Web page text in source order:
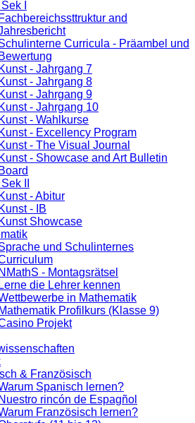
I
Fachbereichssttruktur and
Curricula - Präambel und
Bewertung
Kunst - Jahrgang 7
Kunst - Jahrgang 8
Kunst - Jahrgang 9
Kunst - Jahrgang 10
Kunst - Wahlkurse
Kunst - Excellency Program
Kunst - The Visual Journal
Kunst - Showcase and Art Bulletin
Board
II
Kunst - Abitur
Kunst - IB
Kunst Showcase
und Schulinternes
NMathS - Montagsrätsel
Lerne die Lehrer kennen
in Mathematik
Mathematik Profilkurs (Klasse 9)
Projekt
& Französisch
Spanisch lernen?
Nuestro rincón de Espagñol
Französisch lernen?